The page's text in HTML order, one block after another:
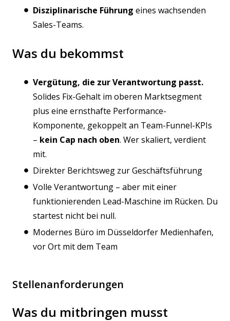
Disziplinarische Führung eines wachsenden
Sales-Teams.
Was du bekommst
Vergütung, die zur Verantwortung passt.
Solides Fix-Gehalt im oberen Marktsegment
plus eine ernsthafte Performance-
Komponente, gekoppelt an Team-Funnel-KPIs
– kein Cap nach oben. Wer skaliert, verdient
mit.
Direkter Berichtsweg zur Geschäftsführung
Volle Verantwortung – aber mit einer
funktionierenden Lead-Maschine im Rücken. Du
startest nicht bei null.
Modernes Büro im Düsseldorfer Medienhafen,
vor Ort mit dem Team
Stellenanforderungen
Was du mitbringen musst